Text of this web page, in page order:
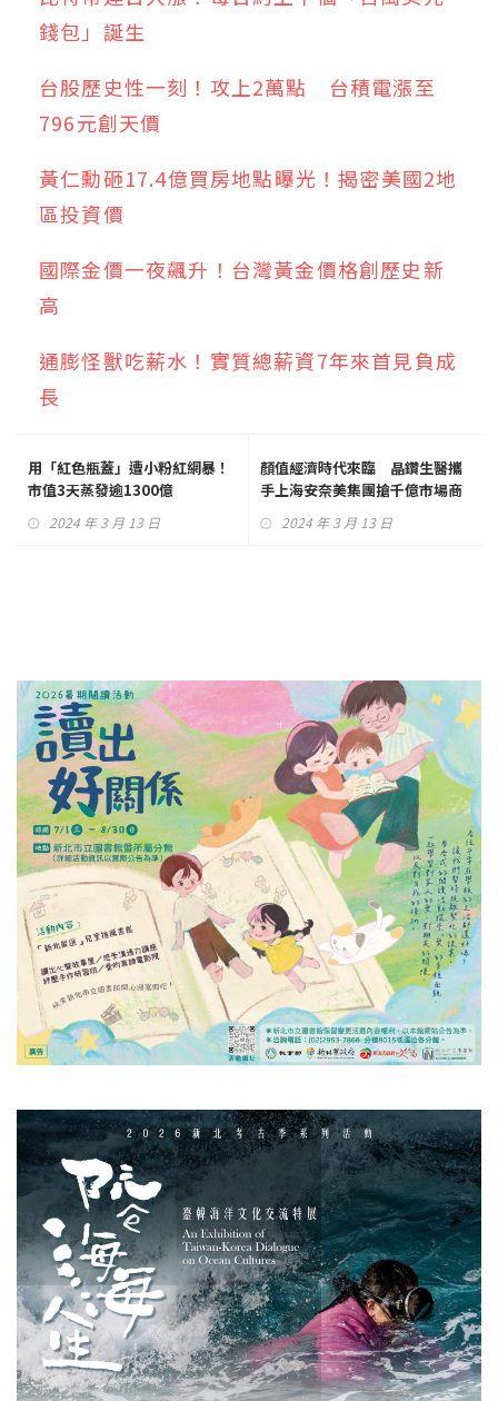
錢包」誕生
台股歷史性一刻！攻上2萬點 台積電漲至
796元創天價
黃仁勳砸17.4億買房地點曝光！揭密美國2地
區投資價
國際金價一夜飆升！台灣黃金價格創歷史新
高
通膨怪獸吃薪水！實質總薪資7年來首見負成
長
用「紅色瓶蓋」遭小粉紅網暴！
市值3天蒸發逾1300億
2024 年 3 月 13 日
顏值經濟時代來臨 晶鑽生醫攜
手上海安奈美集團搶千億市場商
2024 年 3 月 13 日